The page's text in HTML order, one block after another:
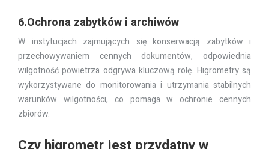
6.Ochrona zabytków i archiwów
W instytucjach zajmujących się konserwacją zabytków i
przechowywaniem cennych dokumentów, odpowiednia
wilgotność powietrza odgrywa kluczową rolę. Higrometry są
wykorzystywane do monitorowania i utrzymania stabilnych
warunków wilgotności, co pomaga w ochronie cennych
zbiorów.